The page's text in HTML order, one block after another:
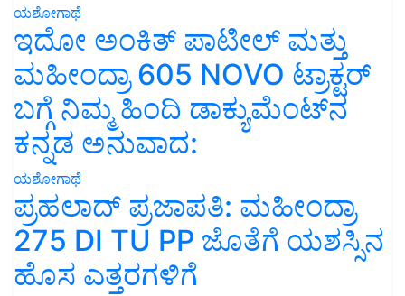
ಯಶೋಗಾಥೆ
ಇದೋ ಅಂಕಿತ್ ಪಾಟೀಲ್ ಮತ್ತು
ಮಹೀಂದ್ರಾ 605 NOVO ಟ್ರಾಕ್ಟರ್
ಬಗ್ಗೆ ನಿಮ್ಮ ಹಿಂದಿ ಡಾಕ್ಯುಮೆಂಟ್‌ನ
ಕನ್ನಡ ಅನುವಾದ:
ಯಶೋಗಾಥೆ
ಪ್ರಹಲಾದ್ ಪ್ರಜಾಪತಿ: ಮಹೀಂದ್ರಾ
275 DI TU PP ಜೊತೆಗೆ ಯಶಸ್ಸಿನ
ಹೊಸ ಎತ್ತರಗಳಿಗೆ